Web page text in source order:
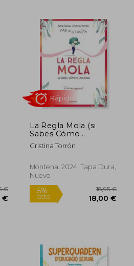
dcto.
La Regla Mola (si
Sabes Cómo
Funciona) (Edición
Premium con
Cristina Torrón
Montena, 2024, Tapa Dura,
Nuevo